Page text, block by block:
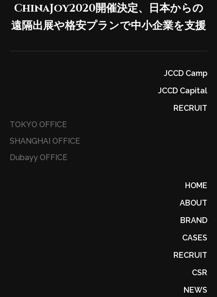
ChinaJoy2020開催決定、日本からの
遠隔出展や格安プランで中小企業を支援
JCCD Camp
JCCD Capital
RECRUIT
TOKYO OFFICE
SHANGHAI OFFICE
Dubayy OFFICE
HOME
ABOUT
BRAND
CASES
RECRUIT
CSR
NEWS